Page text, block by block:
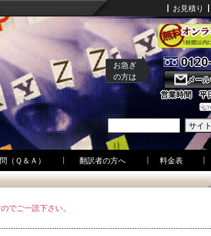
お見積り
お急ぎ
の方は
メー
営業時間 平
サイ
（Ｑ＆Ａ） 翻訳者の方へ 料金表
でご一読下さい。